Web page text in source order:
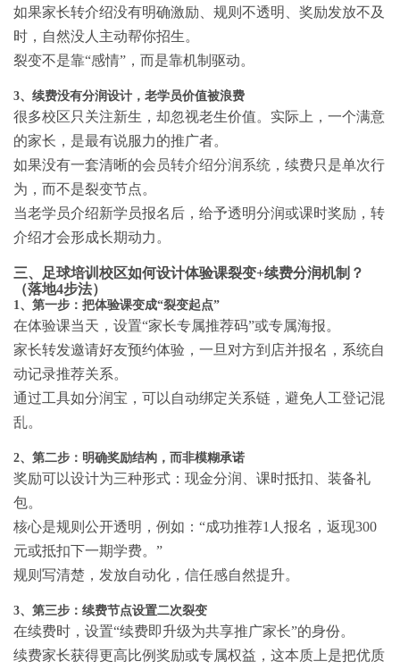
如果家长转介绍没有明确激励、规则不透明、奖励发放不及
时，自然没人主动帮你招生。
裂变不是靠“感情”，而是靠机制驱动。
3、续费没有分润设计，老学员价值被浪费
很多校区只关注新生，却忽视老生价值。实际上，一个满意
的家长，是最有说服力的推广者。
如果没有一套清晰的会员转介绍分润系统 ，续费只是单次行
为，而不是裂变节点。
当老学员介绍新学员报名后，给予透明分润或课时奖励，转
介绍才会形成长期动力。
三、足球培训校区如何设计体验课裂变+续费分润机制？
（落地4步法）
1、第一步：把体验课变成“裂变起点”
在体验课当天，设置“家长专属推荐码”或专属海报。
家长转发邀请好友预约体验，一旦对方到店并报名，系统自
动记录推荐关系。
通过工具如分润宝，可以自动绑定关系链，避免人工登记混
乱。
2、第二步：明确奖励结构，而非模糊承诺
奖励可以设计为三种形式：现金分润、课时抵扣、装备礼
包。
核心是规则公开透明，例如：“成功推荐1人报名，返现300
元或抵扣下一期学费。”
规则写清楚，发放自动化，信任感自然提升。
3、第三步：续费节点设置二次裂变
在续费时，设置“续费即升级为共享推广家长”的身份。
续费家长获得更高比例奖励或专属权益，这本质上是把优质